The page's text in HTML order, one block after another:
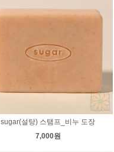
sugar(설탕) 스탬프_비누 도장
7,000원